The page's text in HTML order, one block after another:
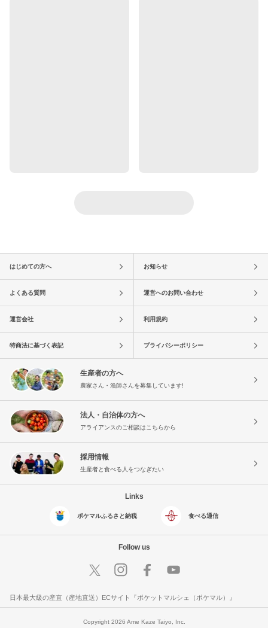
はじめての方へ お知らせ
よくある質問 運営へのお問い合わせ
運営会社 利用規約
特商法に基づく表記 プライバシーポリシー
生産者の方へ
農家さん・漁師さんを募集しています!
法人・自治体の方へ
アライアンスのご相談はこちらから
採用情報
生産者と食べる人をつなぎたい
Links
ポケマルふるさと納税 食べる通信
Follow us
日本最大級の産直（産地直送）ECサイト『ポケットマルシェ（ポケマル）』
Copyright 2026 Ame Kaze Taiyo, Inc.